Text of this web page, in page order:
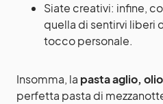
Siate creativi: infine,
quella di sentirvi liberi
tocco personale.
Insomma, la pasta aglio,
perfetta pasta di